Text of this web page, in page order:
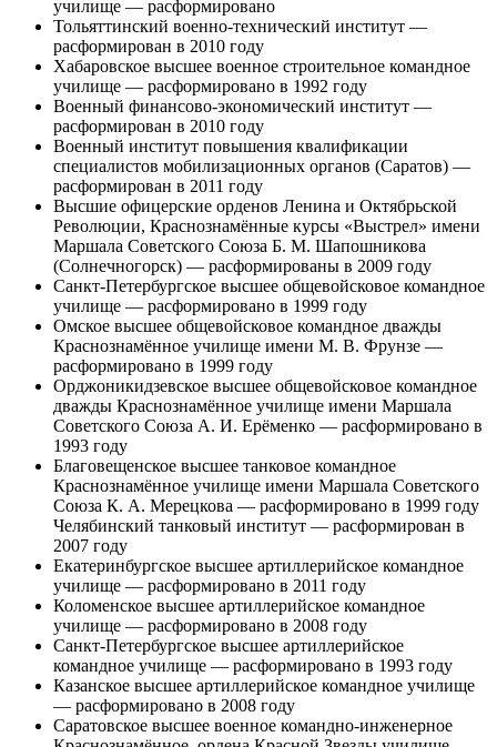
училище — расформировано
Тольяттинский военно-технический институт —
расформирован в 2010 году
Хабаровское высшее военное строительное командное
училище — расформировано в 1992 году
Военный финансово-экономический институт —
расформирован в 2010 году
Военный институт повышения квалификации
специалистов мобилизационных органов (Саратов) —
расформирован в 2011 году
Высшие офицерские орденов Ленина и Октябрьской
Революции, Краснознамённые курсы «Выстрел» имени
Маршала Советского Союза Б. М. Шапошникова
(Солнечногорск) — расформированы в 2009 году
Санкт-Петербургское высшее общевойсковое командное
училище — расформировано в 1999 году
Омское высшее общевойсковое командное дважды
Краснознамённое училище имени М. В. Фрунзе —
расформировано в 1999 году
Орджоникидзевское высшее общевойсковое командное
дважды Краснознамённое училище имени Маршала
Советского Союза А. И. Ерёменко — расформировано в
1993 году
Благовещенское высшее танковое командное
Краснознамённое училище имени Маршала Советского
Союза К. А. Мерецкова — расформировано в 1999 году
Челябинский танковый институт — расформирован в
2007 году
Екатеринбургское высшее артиллерийское командное
училище — расформировано в 2011 году
Коломенское высшее артиллерийское командное
училище — расформировано в 2008 году
Санкт-Петербургское высшее артиллерийское
командное училище — расформировано в 1993 году
Казанское высшее артиллерийское командное училище
— расформировано в 2008 году
Саратовское высшее военное командно-инженерное